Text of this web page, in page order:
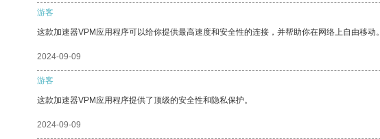
游客
这款加速器VPM应用程序可以给你提供最高速度和安全性的连接，并帮助你在网络上自由移动。
2024-09-09
游客
这款加速器VPM应用程序提供了顶级的安全性和隐私保护。
2024-09-09